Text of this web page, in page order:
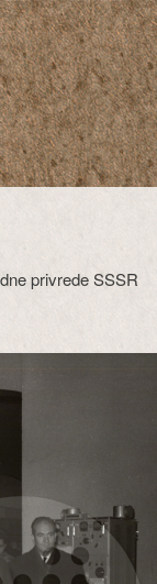
privrede SSSR